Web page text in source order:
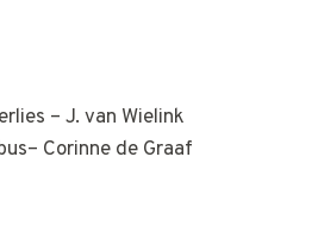
– J. van Wielink
Corinne de Graaf